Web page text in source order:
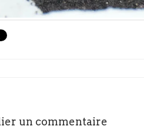
un commentaire